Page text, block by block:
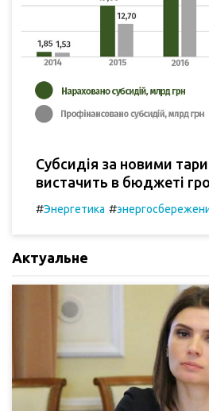
Субсидія за новими
вистачить в бюджеті
#Энергетика #
Актуальне